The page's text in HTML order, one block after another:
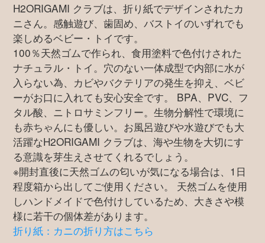
H2ORIGAMI クラブは、折り紙でデザインされたカ
ニさん。感触遊び、歯固め、バストイのいずれでも
楽しめるベビー・トイです。
100％天然ゴムで作られ、食用塗料で色付けされた
ナチュラル・トイ。穴のない一体成型で内部に水が
入らない為、カビやバクテリアの発生を抑え、ベビ
ーがお口に入れても安心安全です。 BPA、PVC、フ
タル酸、ニトロサミンフリー。生物分解性で環境に
も赤ちゃんにも優しい。お風呂遊びや水遊びでも大
活躍なH2ORIGAMI クラブは、海や生物を大切にす
る意識を芽生えさせてくれるでしょう。
※開封直後に天然ゴムの匂いが気になる場合は、1日
程度箱から出してご使用ください。 天然ゴムを使用
しハンドメイドで色付けしているため、大きさや模
様に若干の個体差があります。
折り紙：カニの折り方はこちら